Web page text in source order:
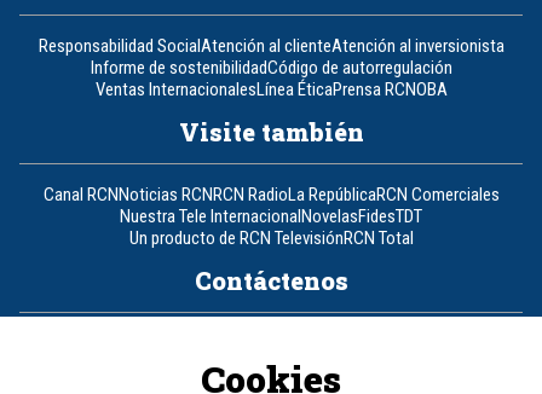
Responsabilidad SocialAtención al clienteAtención al inversionista
Informe de sostenibilidadCódigo de autorregulación
Ventas InternacionalesLínea ÉticaPrensa RCNOBA
Visite también
Canal RCNNoticias RCNRCN RadioLa RepúblicaRCN Comerciales
Nuestra Tele InternacionalNovelasFidesTDT
Un producto de RCN TelevisiónRCN Total
Contáctenos
Cookies